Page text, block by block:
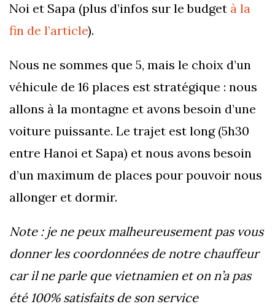
Noi et Sapa (plus d’infos sur le budget à la
fin de l’article).
Nous ne sommes que 5, mais le choix d’un
véhicule de 16 places est stratégique : nous
allons à la montagne et avons besoin d’une
voiture puissante. Le trajet est long (5h30
entre Hanoi et Sapa) et nous avons besoin
d’un maximum de places pour pouvoir nous
allonger et dormir.
Note : je ne peux malheureusement pas vous
donner les coordonnées de notre chauffeur
car il ne parle que vietnamien et on n’a pas
été 100% satisfaits de son service